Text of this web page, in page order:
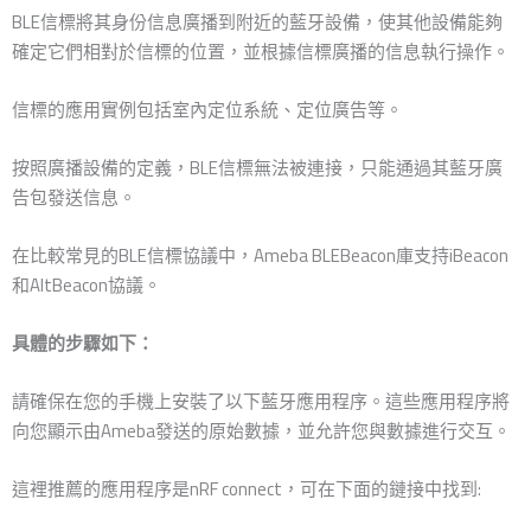
BLE信標將其身份信息廣播到附近的藍牙設備，使其他設備能夠
確定它們相對於信標的位置，並根據信標廣播的信息執行操作。
信標的應用實例包括室內定位系統、定位廣告等。
按照廣播設備的定義，BLE信標無法被連接，只能通過其藍牙廣
告包發送信息。
在比較常見的BLE信標協議中，Ameba BLEBeacon庫支持iBeacon
和AltBeacon協議。
具體的步驟如下：
請確保在您的手機上安裝了以下藍牙應用程序。這些應用程序將
向您顯示由Ameba發送的原始數據，並允許您與數據進行交互。
這裡推薦的應用程序是nRF connect，可在下面的鏈接中找到: